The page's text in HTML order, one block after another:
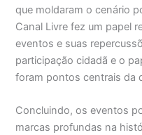
que moldaram o cenário
Canal Livre fez um papel
eventos e suas
participação cidadã e o
foram pontos centrais da
Concluindo, os eventos
marcas profundas na